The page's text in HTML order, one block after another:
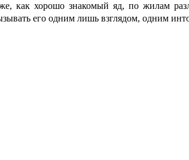
как хорошо знакомый яд, по жилам
его одним лишь взглядом, одним